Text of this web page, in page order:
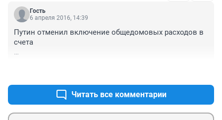
Гость
6 апреля 2016, 14:39
Путин отменил включение общедомовых расходов в
счета
Читать все комментарии